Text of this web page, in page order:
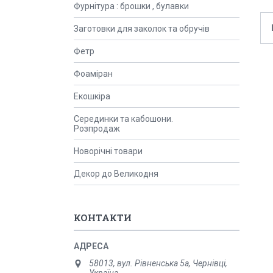
Фурнітура : брошки , булавки
Заготовки для заколок та обручів
Фетр
Фоаміран
Екошкіра
Серединки та кабошони.
Розпродаж
Новорічні товари
Декор до Великодня
КОНТАКТИ
58013, вул. Рівненська 5а, Чернівці,